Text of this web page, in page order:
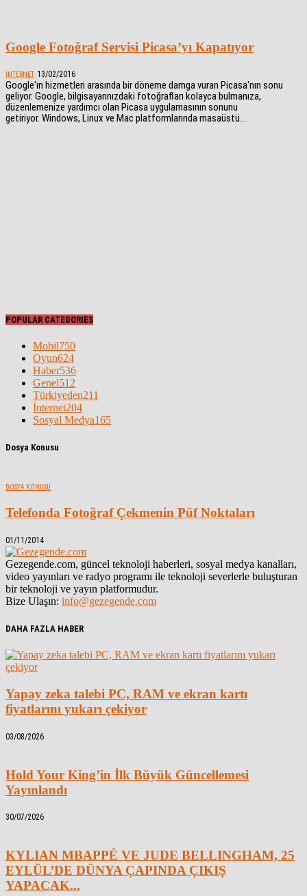
Google Fotoğraf Servisi Picasa’yı Kapatıyor
İNTERNET 13/02/2016
Google'ın hizmetleri arasında bir döneme damga vuran Picasa'nın sonu
geliyor. Google, bilgisayarınızdaki fotoğrafları kolayca bulmanıza,
düzenlemenize yardımcı olan Picasa uygulamasının sonunu
getiriyor. Windows, Linux ve Mac platformlarında masaüstü...
POPULAR CATEGORIES
Mobil750
Oyun624
Haber536
Genel512
Türkiyeden211
İnternet204
Sosyal Medya165
Dosya Konusu
DOSYA KONUSU
Telefonda Fotoğraf Çekmenin Püf Noktaları
01/11/2014
Gezegende.com, güncel teknoloji haberleri, sosyal medya kanalları,
video yayınları ve radyo programı ile teknoloji severlerle buluşturan
bir teknoloji ve yayın platformudur.
Bize Ulaşın: info@gezegende.com
DAHA FAZLA HABER
Yapay zeka talebi PC, RAM ve ekran kartı
fiyatlarını yukarı çekiyor
03/08/2026
Hold Your King’in İlk Büyük Güncellemesi
Yayınlandı
30/07/2026
KYLIAN MBAPPÉ VE JUDE BELLINGHAM, 25
EYLÜL’DE DÜNYA ÇAPINDA ÇIKIŞ
YAPACAK...